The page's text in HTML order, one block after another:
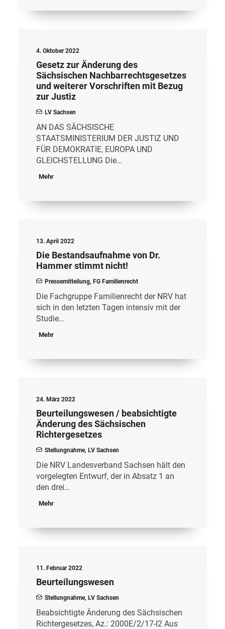
4. Oktober 2022
Gesetz zur Änderung des
Sächsischen Nachbarrechtsgesetzes
und weiterer Vorschriften mit Bezug
zur Justiz
LV Sachsen
AN DAS SÄCHSISCHE
STAATSMINISTERIUM DER JUSTIZ UND
FÜR DEMOKRATIE, EUROPA UND
GLEICHSTELLUNG Die…
Mehr
13. April 2022
Die Bestandsaufnahme von Dr.
Hammer stimmt nicht!
Pressemitteilung, FG Familienrecht
Die Fachgruppe Familienrecht der NRV hat
sich in den letzten Tagen intensiv mit der
Studie…
Mehr
24. März 2022
Beurteilungswesen / beabsichtigte
Änderung des Sächsischen
Richtergesetzes
Stellungnahme, LV Sachsen
Die NRV Landesverband Sachsen hält den
vorgelegten Entwurf, der in Absatz 1 an
den drei…
Mehr
11. Februar 2022
Beurteilungswesen
Stellungnahme, LV Sachsen
Beabsichtigte Änderung des Sächsischen
Richtergesetzes, Az.: 2000E/2/17-I2 Aus